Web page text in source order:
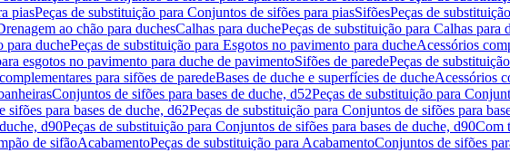
piasPeças de substituição para Conjuntos de sifões para piasSifõesPeças de
ao chão para duchesCalhas para duchePeças de substituição para Calhas para
para duchePeças de substituição para Esgotos no pavimento para ducheAcessórios
esgotos no pavimento para duche de pavimentoSifões de paredePeças de
para sifões de paredeBases de duche e superfícies de ducheAcessórios
Conjuntos de sifões para bases de duche, d52Peças de substituição para
sifões para bases de duche, d62Peças de substituição para Conjuntos de sifões para
d90Peças de substituição para Conjuntos de sifões para bases de duche, d90Com
de sifãoAcabamentoPeças de substituição para AcabamentoConjuntos de sifões